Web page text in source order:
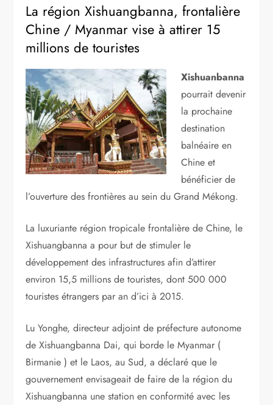
La région Xishuangbanna, frontalière
Chine / Myanmar vise à attirer 15
millions de touristes
Xishuanbanna
pourrait devenir
la prochaine
destination
balnéaire en
Chine et
bénéficier de
l’ouverture des frontières au sein du Grand Mékong.
La luxuriante région tropicale frontalière de Chine, le
Xishuangbanna a pour but de stimuler le
développement des infrastructures afin d’attirer
environ 15,5 millions de touristes, dont 500 000
touristes étrangers par an d’ici à 2015.
Lu Yonghe, directeur adjoint de préfecture autonome
de Xishuangbanna Dai, qui borde le Myanmar (
Birmanie ) et le Laos, au Sud, a déclaré que le
gouvernement envisageait de faire de la région du
Xishuangbanna une station en conformité avec les